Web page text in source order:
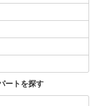
ートを探す